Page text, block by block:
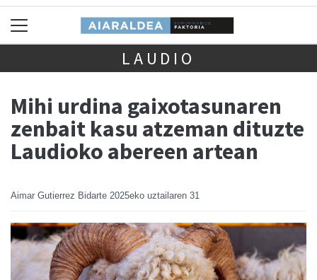
LAUDIO
Mihi urdina gaixotasunaren
zenbait kasu atzeman dituzte
Laudioko abereen artean
Aimar Gutierrez Bidarte 2025eko uztailaren 31